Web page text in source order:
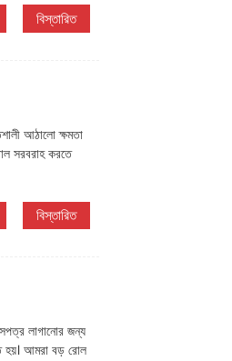
বিস্তারিত
আঠালো ক্ষমতা
সরবরাহ করতে
বিস্তারিত
লাগানোর জন্য
হয়। আমরা বড় রোল